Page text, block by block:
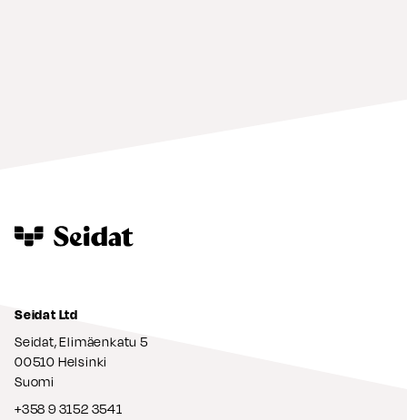
Seidat Ltd
Seidat, Elimäenkatu 5
00510 Helsinki
Suomi
+358 9 3152 3541